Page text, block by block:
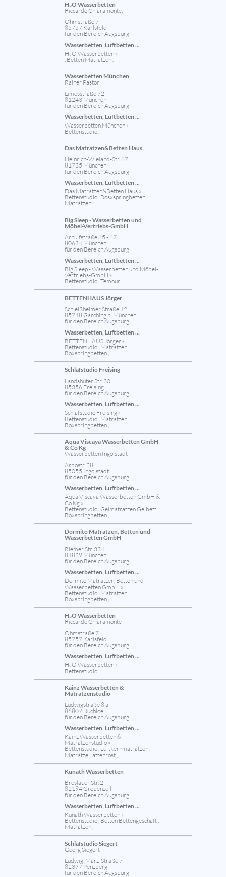
H₂O Wasserbetten
Riccardo Chiaramonte,
Ohmstraße 7
85757 Karlsfeld
für den Bereich Augsburg
Wasserbetten, Luftbetten ...
H₂O Wasserbetten »
, Betten Matratzen ,
Wasserbetten München
Rainer Pastor
Limesstraße 72
81243 München
für den Bereich Augsburg
Wasserbetten, Luftbetten ...
Wasserbetten München »
Bettenstudio ,
Das Matratzen&Betten Haus
Heinrich-Wieland-Str. 87
81735 München
für den Bereich Augsburg
Wasserbetten, Luftbetten ...
Das Matratzen&Betten Haus »
Bettenstudio , Bosxspringbetten ,
Matratzen ,
Big Sleep - Wasserbetten und
Möbel-Vertriebs-GmbH
Arnulfstraße 85 - 87
80634 München
für den Bereich Augsburg
Wasserbetten, Luftbetten ...
Big Sleep - Wasserbetten und Möbel-
Vertriebs-GmbH »
Bettenstudio , Temour ,
BETTENHAUS Jörger
Schleißheimer Straße 12
85748 Garching b. München
für den Bereich Augsburg
Wasserbetten, Luftbetten ...
BETTENHAUS Jörger »
Bettenstudio , Matratzen ,
Boxspringbetten ,
Schlafstudio Freising
Landshuter Str. 30
85356 Freising
für den Bereich Augsburg
Wasserbetten, Luftbetten ...
Schlafstudio Freising »
Bettenstudio , Matratzen ,
Boxspringbetten ,
Aqua Viscaya Wasserbetten GmbH
& Co Kg
Wasserbetten Ingolstadt
Arbostr. 28
85055 Ingolstadt
für den Bereich Augsburg
Wasserbetten, Luftbetten ...
Aqua Viscaya Wasserbetten GmbH &
Co Kg »
Bettenstudio , Gelmatratzen Gelbett ,
Boxspringbetten ,
Dormito Matratzen, Betten und
Wasserbetten GmbH
Riemer Str. 334
81829 München
für den Bereich Augsburg
Wasserbetten, Luftbetten ...
Dormito Matratzen, Betten und
Wasserbetten GmbH »
Bettenstudio , Matratzen ,
Boxspringbetten ,
H₂O Wasserbetten
Riccardo Chiaramonte
Ohmstraße 7
85757 Karlsfeld
für den Bereich Augsburg
Wasserbetten, Luftbetten ...
H₂O Wasserbetten »
Bettenstudio ,
Kainz Wasserbetten &
Matratzenstudio
Ludwigstraße 8 a
86807 Buchloe
für den Bereich Augsburg
Wasserbetten, Luftbetten ...
Kainz Wasserbetten &
Matratzenstudio »
Bettenstudio , Luftkernmatratzen ,
Matratze Lattenrost ,
Kunath Wasserbetten
Breslauer Str. 2
82194 Gröbenzell
für den Bereich Augsburg
Wasserbetten, Luftbetten ...
Kunath Wasserbetten »
Bettenstudio , Betten Bettengeschäft ,
Matratzen ,
Schlafstudio Siegert
Georg Siegert
Ludwig-März-Straße 7
82377 Penzberg
für den Bereich Augsburg